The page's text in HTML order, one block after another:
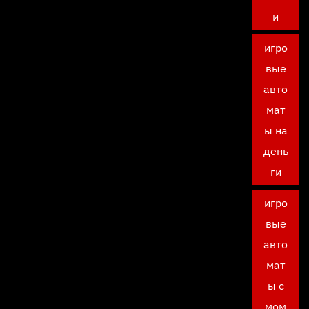
и
игро
вые
авто
мат
ы на
день
ги
игро
вые
авто
мат
ы с
мом